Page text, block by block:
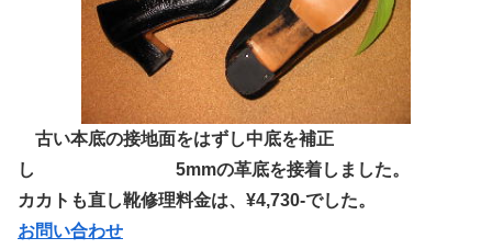
古い本底の接地面をはずし中底を補正
し 5mmの革底を接着しました。
カカトも直し靴修理料金は、¥4,730-でした。
お問い合わせ